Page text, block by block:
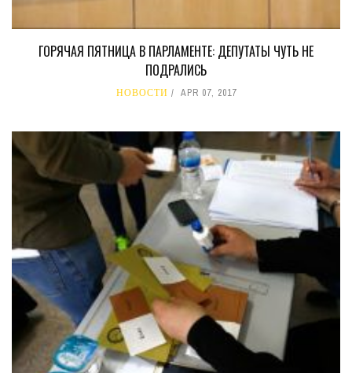
ГОРЯЧАЯ ПЯТНИЦА В ПАРЛАМЕНТЕ: ДЕПУТАТЫ ЧУТЬ НЕ
ПОДРАЛИСЬ
НОВОСТИ APR 07, 2017